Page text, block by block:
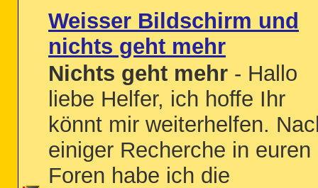
Weisser Bildschirm und
nichts geht mehr
Nichts geht mehr - Hallo
liebe Helfer, ich hoffe Ihr
könnt mir weiterhelfen.
einiger Recherche in euren
Foren habe ich die